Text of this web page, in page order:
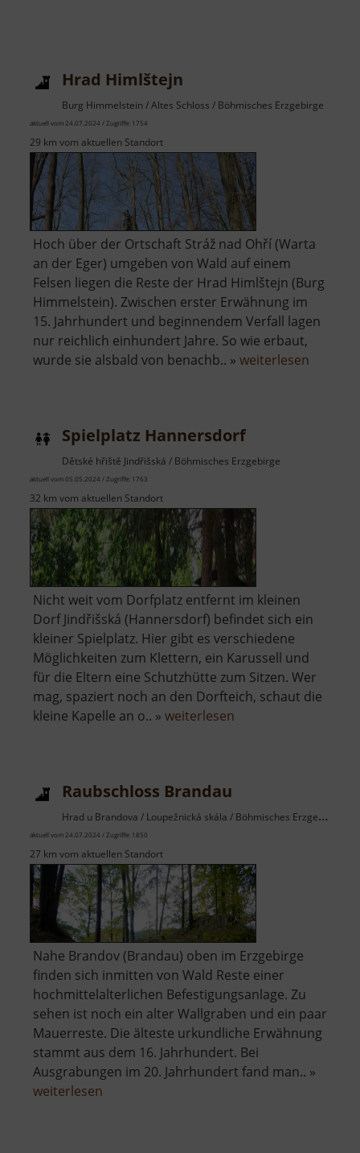
Hrad Himlštejn
Burg Himmelstein / Altes Schloss / Böhmisches Erzgebirge
aktuell vom 24.07.2024 / Zugriffe: 1754
29 km vom aktuellen Standort
Hoch über der Ortschaft Stráž nad Ohří (Warta
an der Eger) umgeben von Wald auf einem
Felsen liegen die Reste der Hrad Himlštejn (Burg
Himmelstein). Zwischen erster Erwähnung im
15. Jahrhundert und beginnendem Verfall lagen
nur reichlich einhundert Jahre. So wie erbaut,
wurde sie alsbald von benachb.. » weiterlesen
Spielplatz Hannersdorf
Dětské hřiště Jindřišská / Böhmisches Erzgebirge
aktuell vom 05.05.2024 / Zugriffe: 1763
32 km vom aktuellen Standort
Nicht weit vom Dorfplatz entfernt im kleinen
Dorf Jindřišská (Hannersdorf) befindet sich ein
kleiner Spielplatz. Hier gibt es verschiedene
Möglichkeiten zum Klettern, ein Karussell und
für die Eltern eine Schutzhütte zum Sitzen. Wer
mag, spaziert noch an den Dorfteich, schaut die
kleine Kapelle an o.. » weiterlesen
Raubschloss Brandau
Hrad u Brandova / Loupežnická skála / Böhmisches Erzgebirge
aktuell vom 24.07.2024 / Zugriffe: 1850
27 km vom aktuellen Standort
Nahe Brandov (Brandau) oben im Erzgebirge
finden sich inmitten von Wald Reste einer
hochmittelalterlichen Befestigungsanlage. Zu
sehen ist noch ein alter Wallgraben und ein paar
Mauerreste. Die älteste urkundliche Erwähnung
stammt aus dem 16. Jahrhundert. Bei
Ausgrabungen im 20. Jahrhundert fand man.. »
weiterlesen